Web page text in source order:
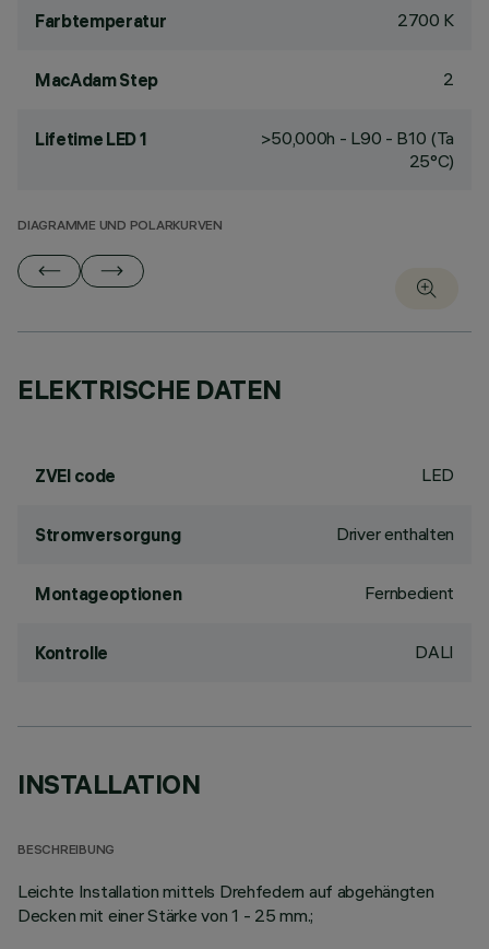
Farbtemperatur 2700 K
MacAdam Step 2
Lifetime LED 1
>50,000h - L90 - B10 (Ta
25°C)
DIAGRAMME UND POLARKURVEN
ELEKTRISCHE DATEN
ZVEI code LED
Stromversorgung Driver enthalten
Montageoptionen Fernbedient
Kontrolle DALI
INSTALLATION
BESCHREIBUNG
Leichte Installation mittels Drehfedern auf abgehängten
Decken mit einer Stärke von 1 - 25 mm.;